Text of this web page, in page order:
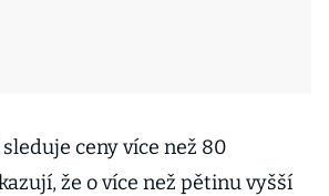
ceny více než 80
že o více než pětinu vyšší